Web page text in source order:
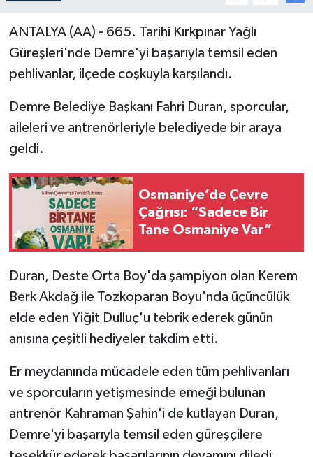
ANTALYA (AA) - 665. Tarihi Kırkpınar Yağlı
Güreşleri'nde Demre'yi başarıyla temsil eden
pehlivanlar, ilçede coşkuyla karşılandı.
Demre Belediye Başkanı Fahri Duran, sporcular,
aileleri ve antrenörleriyle belediyede bir araya
geldi.
Osmaniye’de Çevre
Çağrısı: “Sadece Bir
Tane Osmaniye Var”
Duran, Deste Orta Boy'da şampiyon olan Kerem
Berk Akdağ ile Tozkoparan Boyu'nda üçüncülük
elde eden Yiğit Dulluç'u tebrik ederek günün
anısına çeşitli hediyeler takdim etti.
Er meydanında mücadele eden tüm pehlivanları
ve sporcuların yetişmesinde emeği bulunan
antrenör Kahraman Şahin'i de kutlayan Duran,
Demre'yi başarıyla temsil eden güreşçilere